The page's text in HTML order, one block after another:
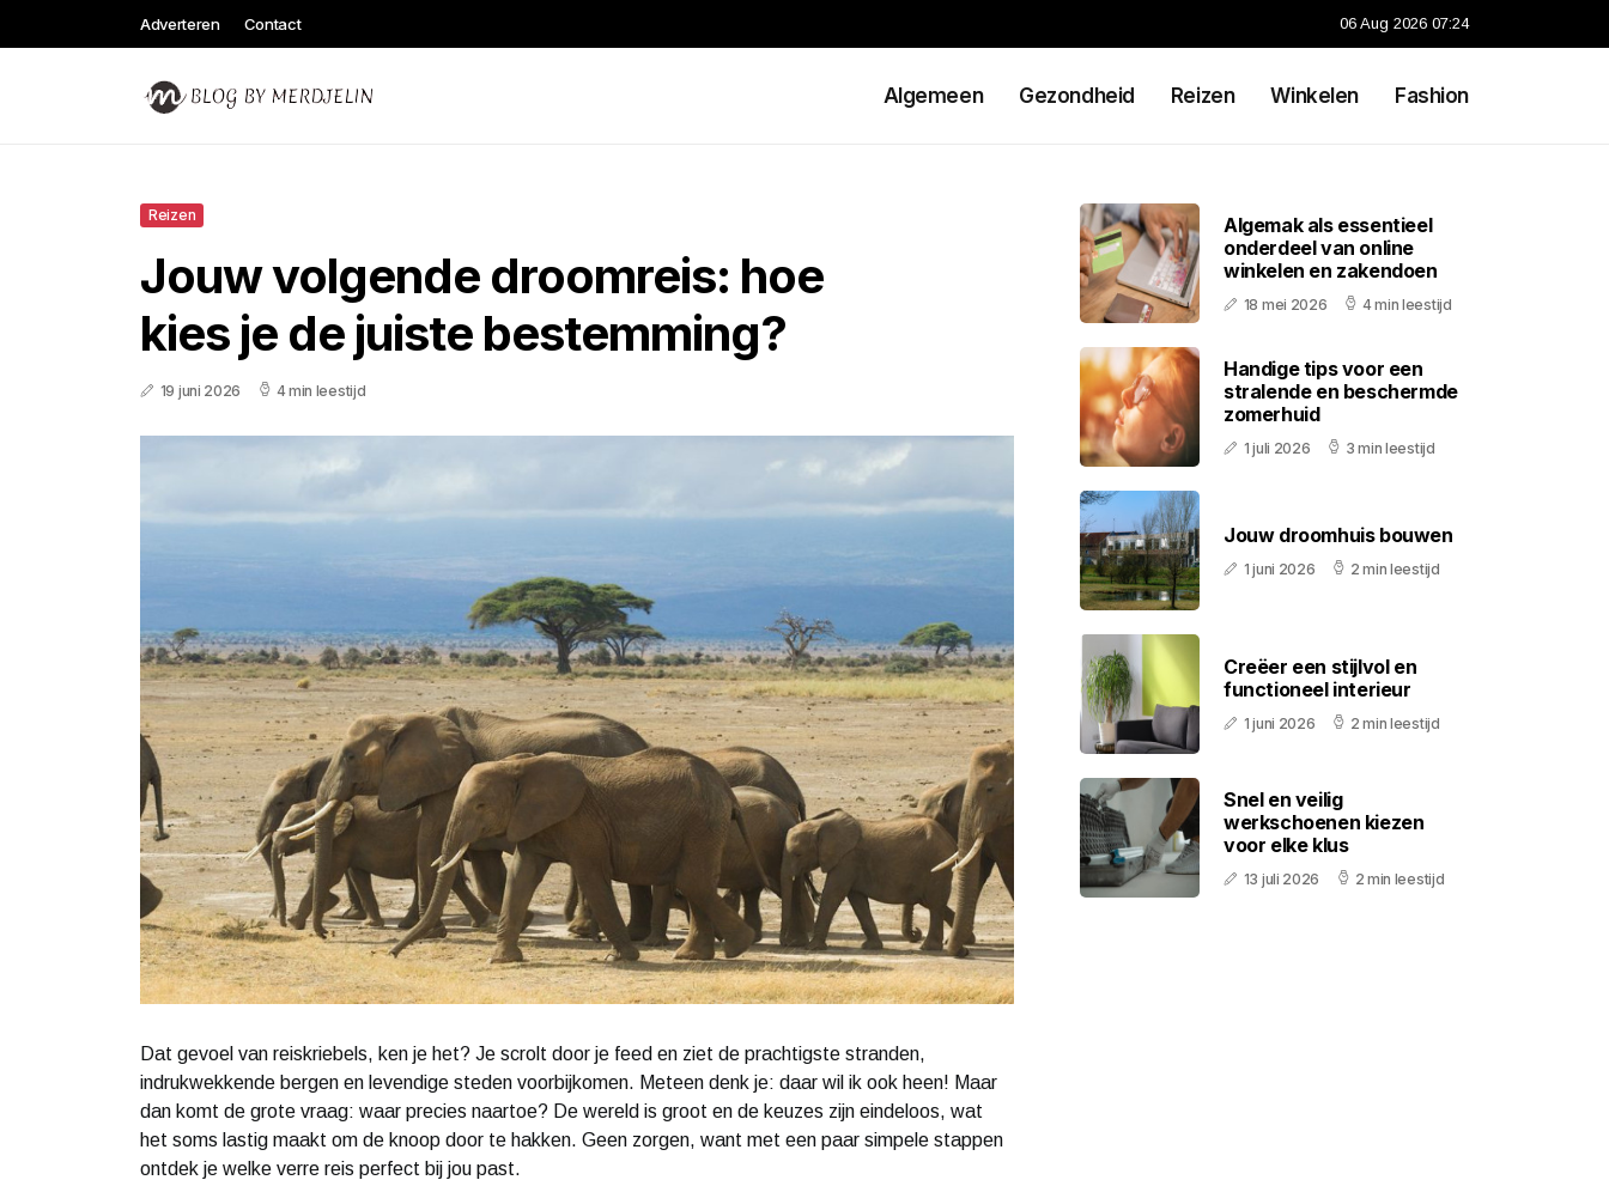
Adverteren Contact 06 Aug 2026 07:24
Algemeen Gezondheid Reizen Winkelen Fashion
Reizen
Jouw volgende droomreis: hoe
kies je de juiste bestemming?
19 juni 2026 4 min leestijd
Dat gevoel van reiskriebels, ken je het? Je scrolt door je feed en ziet de prachtigste stranden,
indrukwekkende bergen en levendige steden voorbijkomen. Meteen denk je: daar wil ik ook heen! Maar
dan komt de grote vraag: waar precies naartoe? De wereld is groot en de keuzes zijn eindeloos, wat
het soms lastig maakt om de knoop door te hakken. Geen zorgen, want met een paar simpele stappen
ontdek je welke verre reis perfect bij jou past.
Algemak als essentieel
onderdeel van online
winkelen en zakendoen
18 mei 2026 4 min leestijd
Handige tips voor een
stralende en beschermde
zomerhuid
1 juli 2026 3 min leestijd
Jouw droomhuis bouwen
1 juni 2026 2 min leestijd
Creëer een stijlvol en
functioneel interieur
1 juni 2026 2 min leestijd
Snel en veilig
werkschoenen kiezen
voor elke klus
13 juli 2026 2 min leestijd